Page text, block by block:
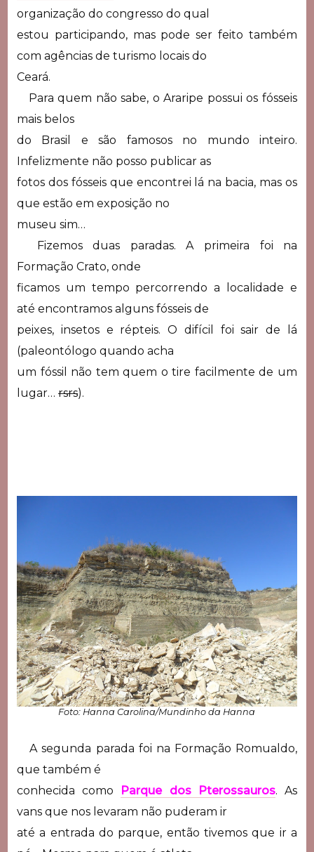
organização do congresso do qual
estou participando, mas pode ser feito também
com agências de turismo locais do
Ceará.
Para quem não sabe, o Araripe possui os fósseis
mais belos
do Brasil e são famosos no mundo inteiro.
Infelizmente não posso publicar as
fotos dos fósseis que encontrei lá na bacia, mas os
que estão em exposição no
museu sim…
Fizemos duas paradas. A primeira foi na
Formação Crato, onde
ficamos um tempo percorrendo a localidade e
até encontramos alguns fósseis de
peixes, insetos e répteis. O difícil foi sair de lá
(paleontólogo quando acha
um fóssil não tem quem o tire facilmente de um
lugar… rsrs).
Foto: Hanna Carolina/Mundinho da Hanna
A segunda parada foi na Formação Romualdo,
que também é
conhecida como
Parque dos Pterossauros. As
vans que nos levaram não puderam ir
até a entrada do parque, então tivemos que ir a